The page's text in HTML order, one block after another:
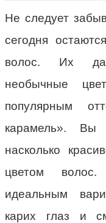
Не следует
сегодня
волос. Их
необычные
популярным
карамель». Вы
насколько
цветом
идеальным
карих глаз и